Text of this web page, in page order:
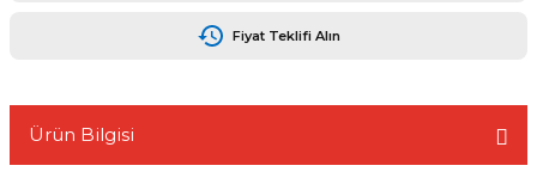
Fiyat Teklifi Alın
Ürün Bilgisi